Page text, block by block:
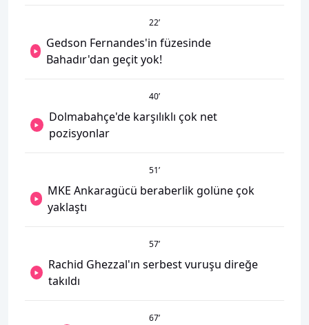
22’
Gedson Fernandes'in füzesinde
Bahadır'dan geçit yok!
40’
Dolmabahçe'de karşılıklı çok net
pozisyonlar
51’
MKE Ankaragücü beraberlik golüne çok
yaklaştı
57’
Rachid Ghezzal'ın serbest vuruşu direğe
takıldı
67’